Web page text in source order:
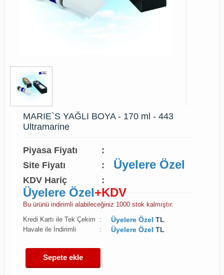
MARIE`S YAĞLI BOYA - 170 ml - 443
Ultramarine
Piyasa Fiyatı
:
Site Fiyatı
: Üyelere Özel
KDV Hariç :
Üyelere Özel+KDV
Bu ürünü indirimli alabileceğiniz 1000 stok kalmıştır.
Kredi Kartı ile Tek Çekim
: Üyelere Özel TL
Havale ile İndirimli : Üyelere Özel TL
Sepete ekle